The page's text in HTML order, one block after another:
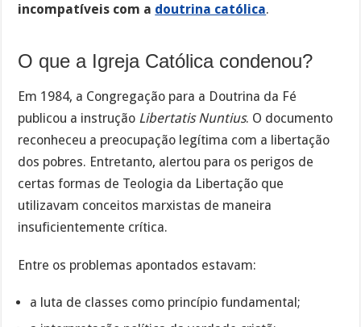
incompatíveis com a doutrina católica.
O que a Igreja Católica condenou?
Em 1984, a Congregação para a Doutrina da Fé
publicou a instrução Libertatis Nuntius. O documento
reconheceu a preocupação legítima com a libertação
dos pobres. Entretanto, alertou para os perigos de
certas formas de Teologia da Libertação que
utilizavam conceitos marxistas de maneira
insuficientemente crítica.
Entre os problemas apontados estavam:
a luta de classes como princípio fundamental;